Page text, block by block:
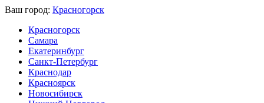
Ваш город: Красногорск
Красногорск
Самара
Екатеринбург
Санкт-Петербург
Краснодар
Красноярск
Новосибирск